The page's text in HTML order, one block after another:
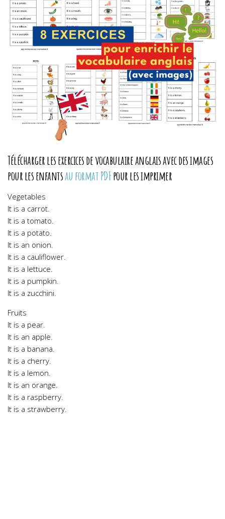
Télécharger les exercices de vocabulaire anglais avec des images
pour les enfantsau format PDFpour les imprimer
Vegetables
It is a carrot.
It is a tomato.
It is a potato.
It is an onion.
It is a cauliflower.
It is a lettuce.
It is a pumpkin.
It is a zucchini.
Fruits
It is a pear.
It is an apple.
It is a banana.
It is a cherry.
It is a lemon.
It is an orange.
It is a raspberry.
It is a strawberry.